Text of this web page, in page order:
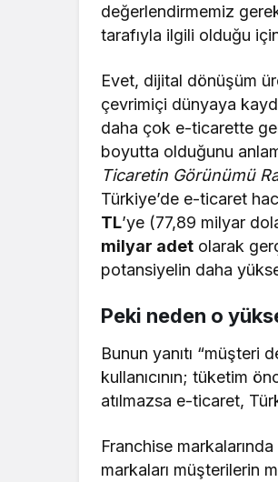
değerlendirmemiz
tarafıyla ilgili olduğu
Evet, dijital dönüşüm
çevrimiçi dünyaya
daha çok e-ticarette
boyutta olduğunu
Ticaretin Görünümü
Türkiye’de e-ticaret
TL’ye (77,89 milyar
milyar adet olarak
potansiyelin daha
Peki neden o
Bunun yanıtı “müşteri
kullanıcının; tüketim
atılmazsa e-ticaret,
Franchise
markaları müşterilerin